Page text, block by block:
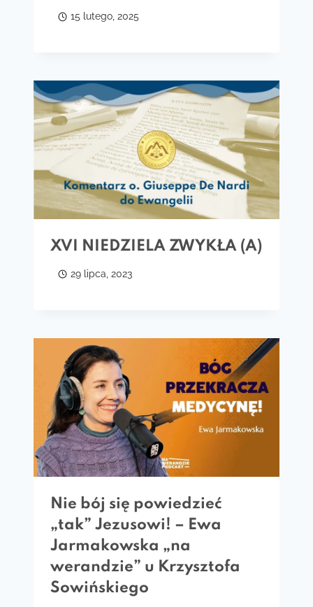
15 lutego, 2025
XVI NIEDZIELA ZWYKŁA (A)
29 lipca, 2023
Nie bój się powiedzieć
„tak” Jezusowi! – Ewa
Jarmakowska „na
werandzie” u Krzysztofa
Sowińskiego